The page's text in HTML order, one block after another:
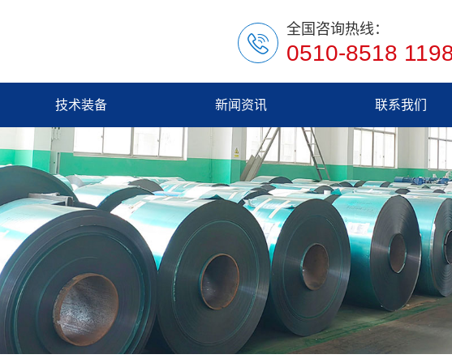
全国咨询热线：
0510-8518
技术装备 新闻资讯 联系我们